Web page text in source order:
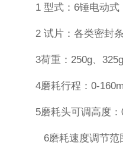
1 型式：6锤电动式
2 试片：各类密封
3荷重：250g、
4磨耗行程：0-
5磨耗头可调高度：
6磨耗速度调节范